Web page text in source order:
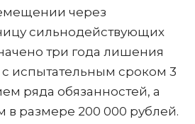
через
сильнодействующих
три года лишения
испытательным сроком 3
ряда обязанностей, а
в размере 200 000 рублей.